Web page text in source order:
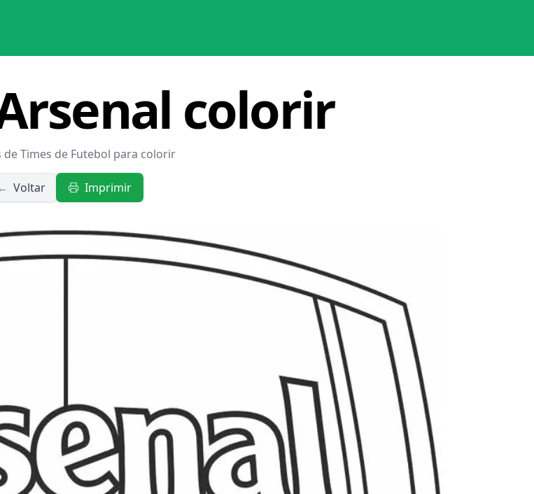
colorir
de Times de Futebol para colorir
Voltar Imprimir